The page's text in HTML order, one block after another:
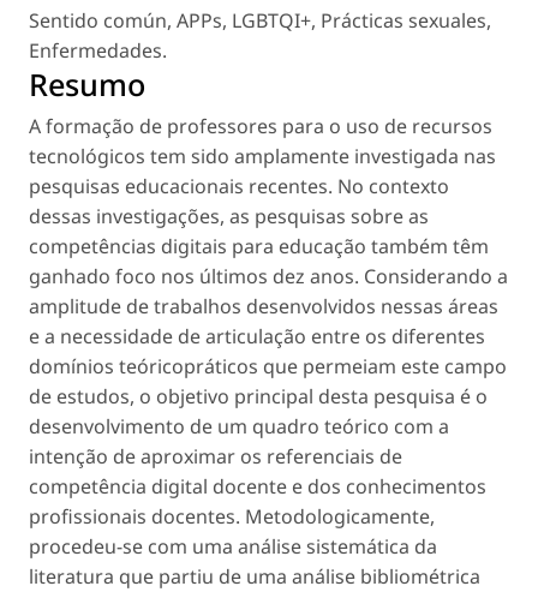
Sentido común, APPs, LGBTQI+, Prácticas sexuales,
Enfermedades.
Resumo
A formação de professores para o uso de recursos
tecnológicos tem sido amplamente investigada nas
pesquisas educacionais recentes. No contexto
dessas investigações, as pesquisas sobre as
competências digitais para educação também têm
ganhado foco nos últimos dez anos. Considerando a
amplitude de trabalhos desenvolvidos nessas áreas
e a necessidade de articulação entre os diferentes
domínios teóricopráticos que permeiam este campo
de estudos, o objetivo principal desta pesquisa é o
desenvolvimento de um quadro teórico com a
intenção de aproximar os referenciais de
competência digital docente e dos conhecimentos
profissionais docentes. Metodologicamente,
procedeu-se com uma análise sistemática da
literatura que partiu de uma análise bibliométrica